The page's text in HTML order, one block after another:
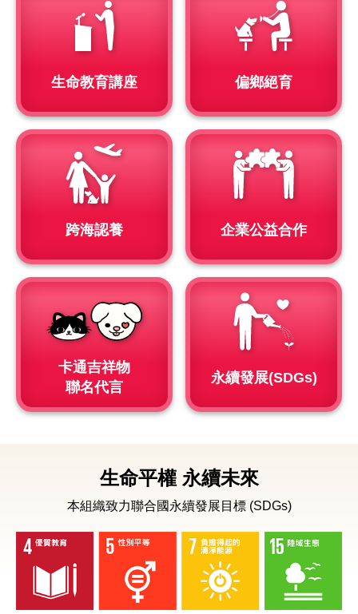
生命教育講座 偏鄉絕育
跨海認養 企業公益合作
卡通吉祥物
聯名代言
永續發展(SDGs)
生命平權 永續未來
本組織致力聯合國永續發展目標 (SDGs)